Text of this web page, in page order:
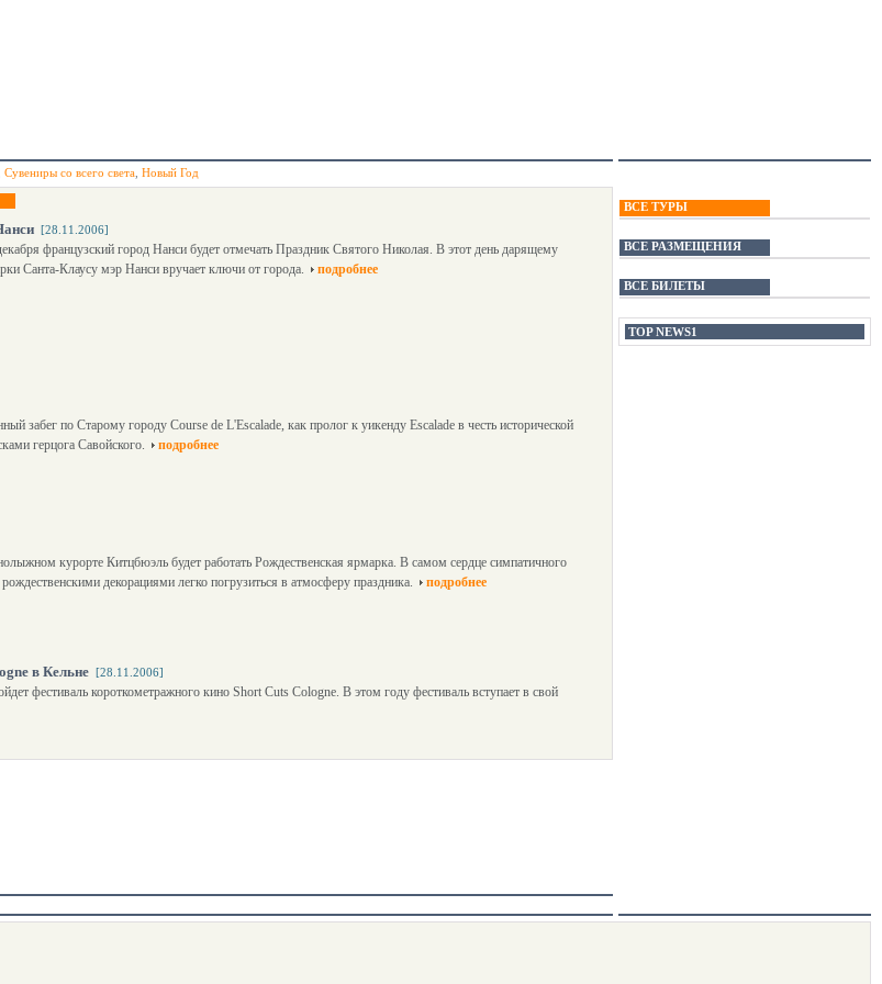
Сувениры со всего света Новый Год
[28.11.2006]
французский город Нанси будет отмечать Праздник Святого Николая. В этот день дарящему
Санта-Клаусу мэр Нанси вручает ключи от города.
подробнее
забег по Старому городу Course de L'Escalade, как пролог к уикенду Escalade в честь исторической
герцога Савойского.
подробнее
курорте Китцбюэль будет работать Рождественская ярмарка. В самом сердце симпатичного
декорациями легко погрузиться в атмосферу праздника.
подробнее
в Кельне [28.11.2006]
фестиваль короткометражного кино Short Cuts Cologne. В этом году фестиваль вступает в свой
ВСЕ ТУРЫ
ВСЕ РАЗМЕЩЕНИЯ
ВСЕ БИЛЕТЫ
TOP NEWS1